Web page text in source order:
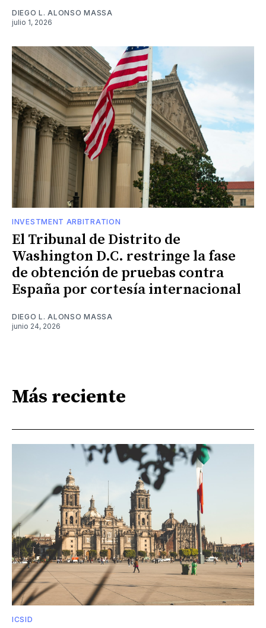
DIEGO L. ALONSO MASSA
julio 1, 2026
INVESTMENT ARBITRATION
El Tribunal de Distrito de
Washington D.C. restringe la fase
de obtención de pruebas contra
España por cortesía internacional
DIEGO L. ALONSO MASSA
junio 24, 2026
Más reciente
ICSID